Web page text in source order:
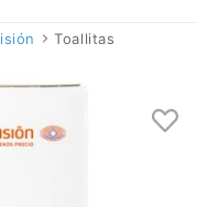
Toallitas